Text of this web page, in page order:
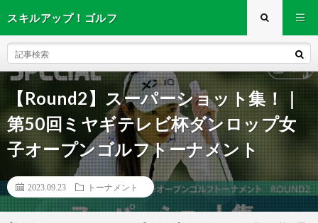
スキルアップ！ゴルフ
【Round2】スーパーショット集！｜
第50回ミヤギテレビ杯ダンロップ女
子オープンゴルフトーナメント
2023.09.23 トーナメント